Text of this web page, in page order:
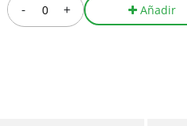
- + Añadir